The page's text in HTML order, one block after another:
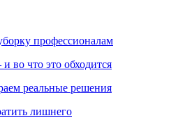
профессионалам
во что это обходится
реальные решения
лишнего